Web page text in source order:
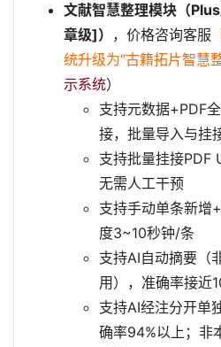
文献智慧整理模块（
章级]） ，价格咨询客服
统升级为“古籍拓片智慧
示系统）
支持元数据+PDF
接，批量导入与挂
支持批量挂接PDF
无需人工干预
支持手动单条新增
度3~10秒钟/条
支持AI自动摘要（
用），准确率接近
支持AI经注分开单
确率94%以上；非